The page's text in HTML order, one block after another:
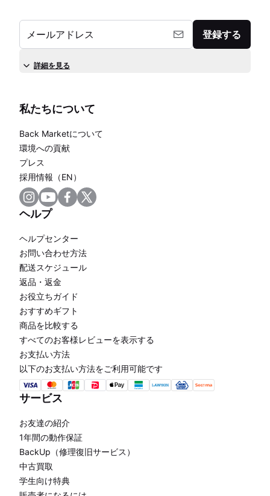
メールアドレス 登録する
詳細を見る
私たちについて
Back Marketについて
環境への貢献
プレス
採用情報（EN）
ヘルプ
ヘルプセンター
お問い合わせ方法
配送スケジュール
返品・返金
お役立ちガイド
おすすめギフト
商品を比較する
すべてのお客様レビューを表示する
お支払い方法
以下のお支払い方法をご利用可能です
サービス
お友達の紹介
1年間の動作保証
BackUp（修理復旧サービス）
中古買取
学生向け特典